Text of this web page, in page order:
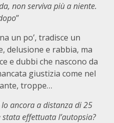
non serviva più a niente.
”
un po’, tradisce un
delusione e rabbia, ma
e dubbi che nascono da
giustizia come nel
troppe…
ancora a distanza di 25
effettuata l’autopsia?